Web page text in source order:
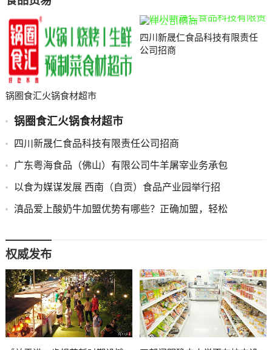
锅圈食汇火锅食材超市
四川新晟仁食品科技有限责任
公司招商
锅圈食汇火锅食材超市
四川新晟仁食品科技有限责任公司招商
广东粤海食品（佛山）有限公司牛羊屠宰业务承包
以食为媒谋发展 西南（自贡）食品产业园举行招
滇品爱上酸奶牛加盟优势有哪些？正确加盟，轻松
权威发布